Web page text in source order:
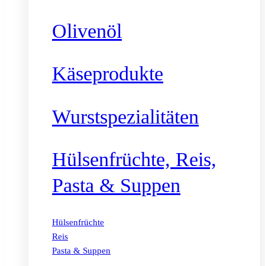
Olivenöl
Käseprodukte
Wurstspezialitäten
Hülsenfrüchte, Reis,
Pasta & Suppen
Hülsenfrüchte
Reis
Pasta & Suppen